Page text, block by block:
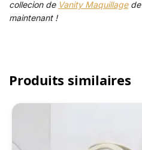
collecion de Vanity Maquillagede
maintenant !
Produits similaires